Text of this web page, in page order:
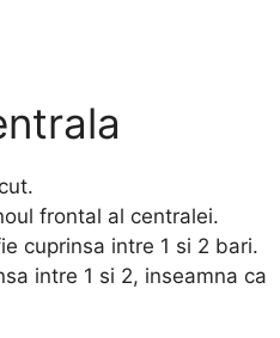
frontal al centralei.
cuprinsa intre 1 si 2 bari.
intre 1 si 2, inseamna ca